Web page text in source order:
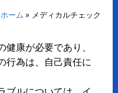
ニ
ュ
ホーム メディカルチェック
康が必要であり、
行為は、自己責任に